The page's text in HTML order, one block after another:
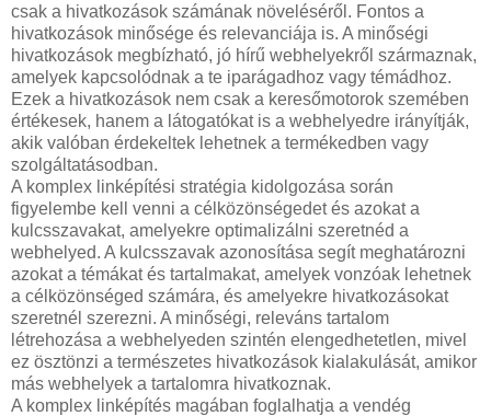
csak a hivatkozások számának növeléséről. Fontos a
hivatkozások minősége és relevanciája is. A minőségi
hivatkozások megbízható, jó hírű webhelyekről származnak,
amelyek kapcsolódnak a te iparágadhoz vagy témádhoz.
Ezek a hivatkozások nem csak a keresőmotorok szemében
értékesek, hanem a látogatókat is a webhelyedre irányítják,
akik valóban érdekeltek lehetnek a termékedben vagy
szolgáltatásodban.
A komplex linképítési stratégia kidolgozása során
figyelembe kell venni a célközönségedet és azokat a
kulcsszavakat, amelyekre optimalizálni szeretnéd a
webhelyed. A kulcsszavak azonosítása segít meghatározni
azokat a témákat és tartalmakat, amelyek vonzóak lehetnek
a célközönséged számára, és amelyekre hivatkozásokat
szeretnél szerezni. A minőségi, releváns tartalom
létrehozása a webhelyeden szintén elengedhetetlen, mivel
ez ösztönzi a természetes hivatkozások kialakulását, amikor
más webhelyek a tartalomra hivatkoznak.
A komplex linképítés magában foglalhatja a vendég